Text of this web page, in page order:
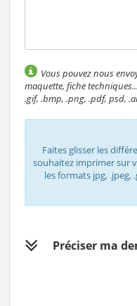
Vous pouvez nous
maquette, fiche
.gif, .bmp, .png, .pdf, psd,
Faites glisser les
souhaitez imprimer sur
les formats jpg, .jpeg,
Préciser ma